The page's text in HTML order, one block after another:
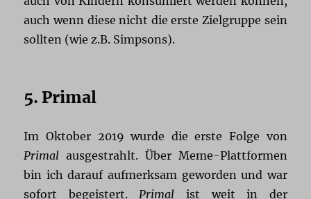
auch wenn diese nicht die erste Zielgruppe sein
sollten (wie z.B. Simpsons).
5. Primal
Im Oktober 2019 wurde die erste Folge von
Primal ausgestrahlt. Über Meme-Plattformen
bin ich darauf aufmerksam geworden und war
sofort begeistert. Primal ist weit in der